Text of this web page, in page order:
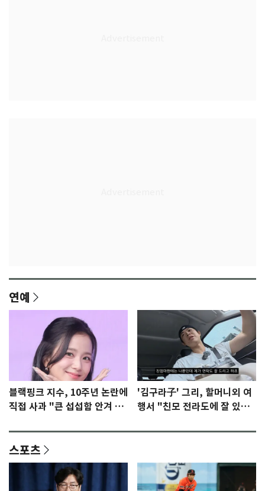
연예
블랙핑크 지수, 10주년 논란에
직접 사과 "큰 섭섭함 안겨 미
'김구라子' 그리, 할머니외 여
행서 "친모 전라도에 잘 있
스포츠